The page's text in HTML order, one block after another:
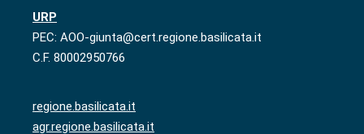
URP
PEC: AOO-giunta@cert.regione.basilicata.it
C.F. 80002950766
regione.basilicata.it
agr.regione.basilicata.it